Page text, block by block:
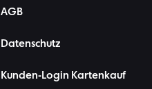
AGB
Datenschutz
Kunden-Login Kartenkauf